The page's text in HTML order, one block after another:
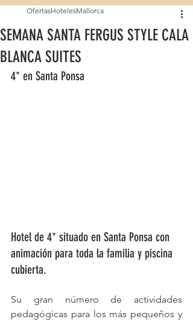
SEMANA SANTA FERGUS STYLE CALA
BLANCA SUITES
OfertasHotelesMallorca
4* en Santa Ponsa
Hotel de 4* situado en Santa Ponsa con
animación para toda la familia y piscina
cubierta.
Su gran número de actividades
pedagógicas para los más pequeños y